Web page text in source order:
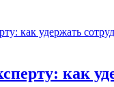
как